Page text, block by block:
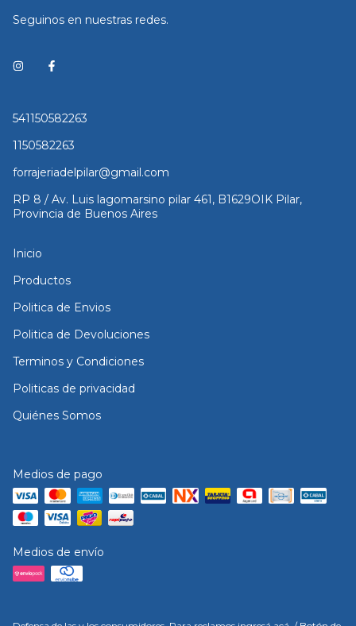
Seguinos en nuestras redes.
541150582263
1150582263
forrajeriadelpilar@gmail.com
RP 8 / Av. Luis lagomarsino pilar 461, B1629OIK Pilar,
Provincia de Buenos Aires
Inicio
Productos
Politica de Envios
Politica de Devoluciones
Terminos y Condiciones
Politicas de privacidad
Quiénes Somos
Medios de pago
Medios de envío